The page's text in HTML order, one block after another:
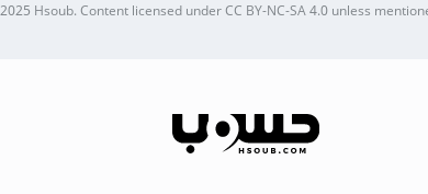
Hsoub.Content licensed underCC BY-NC-SA 4.0unless